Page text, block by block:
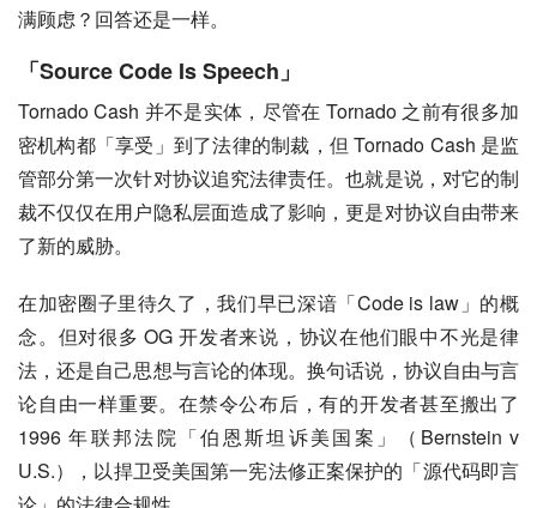
满顾虑？回答还是一样。
「Source Code Is Speech」
Tornado Cash 并不是实体，尽管在 Tornado 之前有很多加
密机构都「享受」到了法律的制裁，但 Tornado Cash 是监
管部分第一次针对协议追究法律责任。也就是说，对它的制
裁不仅仅在用户隐私层面造成了影响，更是对协议自由带来
了新的威胁。
在加密圈子里待久了，我们早已深谙「Code is law」的概
念。但对很多 OG 开发者来说，协议在他们眼中不光是律
法，还是自己思想与言论的体现。换句话说，协议自由与言
论自由一样重要。在禁令公布后，有的开发者甚至搬出了
1996 年联邦法院「伯恩斯坦诉美国案」（Bernstein v
U.S.），以捍卫受美国第一宪法修正案保护的「源代码即言